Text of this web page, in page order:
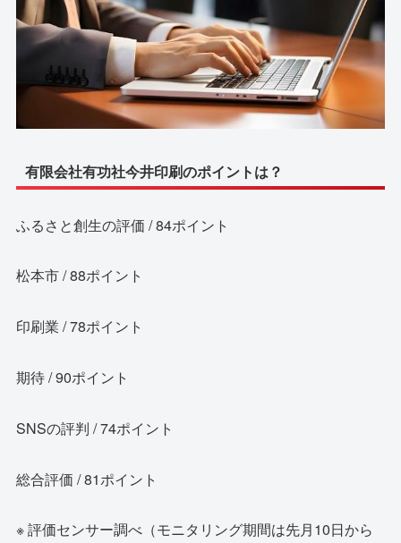
有限会社有功社今井印刷のポイントは？
ふるさと創生の評価 / 84ポイント
松本市 / 88ポイント
印刷業 / 78ポイント
期待 / 90ポイント
SNSの評判 / 74ポイント
総合評価 / 81ポイント
※ 評価センサー調べ（モニタリング期間は先月10日から